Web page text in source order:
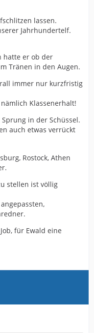
lassen.
Jahrhundertelf.
hatte er ob der
Tränen in den Augen.
immer nur kurzfristig
Klassenerhalt!
in der Schüssel.
auch etwas verrückt
Rostock, Athen
stellen ist völlig
für Ewald eine